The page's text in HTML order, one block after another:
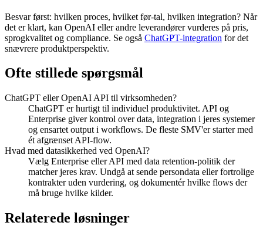
Besvar først: hvilken proces, hvilket før-tal, hvilken integration? Når
det er klart, kan OpenAI eller andre leverandører vurderes på pris,
sprogkvalitet og compliance. Se også ChatGPT-integration for det
snævrere produktperspektiv.
Ofte stillede spørgsmål
ChatGPT eller OpenAI API til virksomheden?
ChatGPT er hurtigt til individuel produktivitet. API og
Enterprise giver kontrol over data, integration i jeres systemer
og ensartet output i workflows. De fleste SMV'er starter med
ét afgrænset API-flow.
Hvad med datasikkerhed ved OpenAI?
Vælg Enterprise eller API med data retention-politik der
matcher jeres krav. Undgå at sende persondata eller fortrolige
kontrakter uden vurdering, og dokumentér hvilke flows der
må bruge hvilke kilder.
Relaterede løsninger